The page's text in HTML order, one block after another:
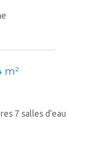
m²
7 salles d'eau
PISCINE